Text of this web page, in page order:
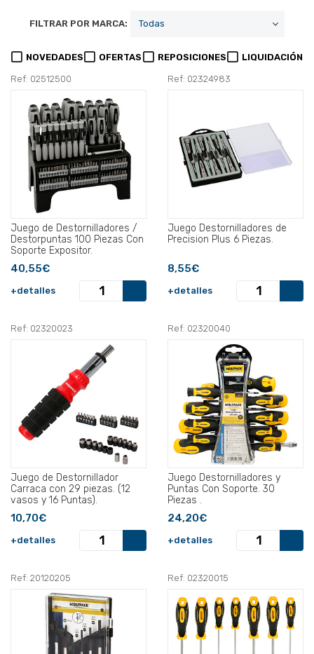
FILTRAR POR MARCA:
NOVEDADES OFERTAS REPOSICIONES LIQUIDACIÓN
Ref: 02512500
Juego de Destornilladores /
Destorpuntas 100 Piezas Con
Soporte Expositor.
40,55€
+detalles
Ref: 02324983
Juego Destornilladores de
Precision Plus 6 Piezas.
8,55€
+detalles
Ref: 02320023
Juego de Destornillador
Carraca con 29 piezas. (12
vasos y 16 Puntas).
10,70€
+detalles
Ref: 02320040
Juego Destornilladores y
Puntas Con Soporte. 30
Piezas .
24,20€
+detalles
Ref: 20120205 Ref: 02320015